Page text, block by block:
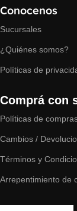
Conocenos
Sucursales
¿Quiénes somos?
Políticas de
Comprá con
Políticas de
Cambios /
Términos y
Arrepentimiento de